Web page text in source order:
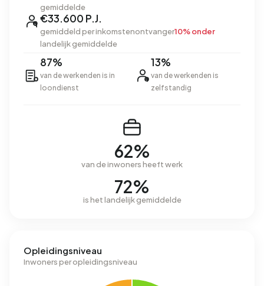
gemiddelde
€33.600 P.J.
gemiddeld per inkomstenontvanger10% onder
landelijk gemiddelde
87%
van de werkenden is in
loondienst
13%
van de werkenden is
zelfstandig
62%
van de inwoners heeft werk
72%
is het landelijk gemiddelde
Opleidingsniveau
Inwoners per opleidingsniveau